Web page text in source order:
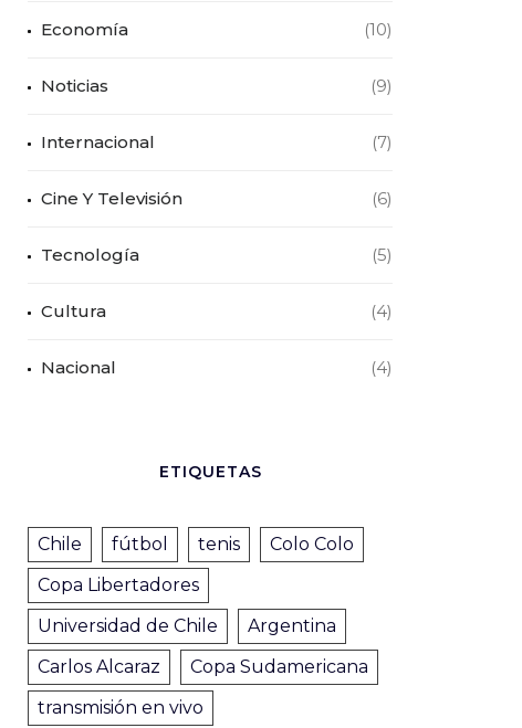
Economía (10)
Noticias (9)
Internacional (7)
Cine Y Televisión (6)
Tecnología (5)
Cultura (4)
Nacional (4)
ETIQUETAS
Chile fútbol tenis
Colo Colo
Copa Libertadores
Universidad de Chile
Argentina
Carlos Alcaraz
Copa Sudamericana
transmisión en vivo